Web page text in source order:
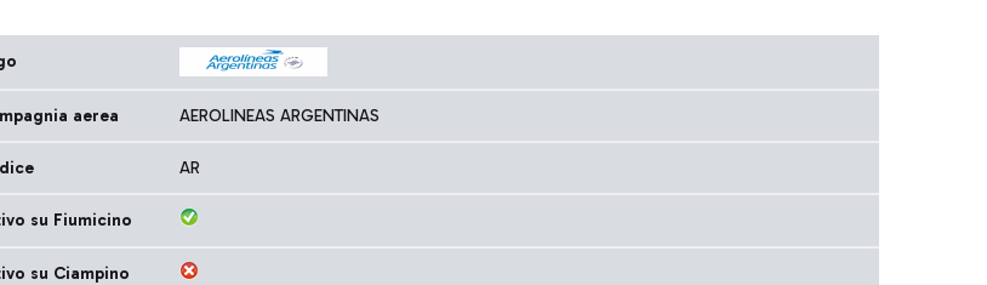
aerea AEROLINEAS ARGENTINAS
AR
su Fiumicino
su Ciampino